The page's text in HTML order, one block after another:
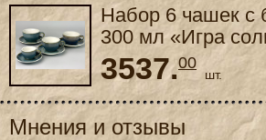
Набор 6 чашек с
300 мл «Игра
3537.00
шт.
Мнения и отзывы